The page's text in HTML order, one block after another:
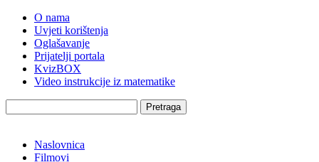
O nama
Uvjeti korištenja
Oglašavanje
Prijatelji portala
KvizBOX
Video instrukcije iz matematike
Pretraga
Naslovnica
Filmovi